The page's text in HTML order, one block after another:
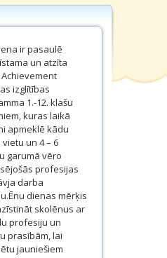
ir pasaulē
un atzīta
Achievement
izglītības
1.-12. klašu
kuras laikā
apmeklē kādu
un 4 – 6
garumā vēro
profesijas
darba
dienas mērķis
skolēnus ar
profesiju un
prasībām, lai
jauniešiem